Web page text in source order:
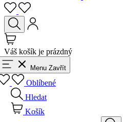
Váš košík je prázdný
Menu Zavřít
Oblíbené
Hledat
Košík